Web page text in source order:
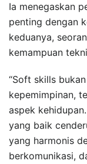
Ia menegaskan
penting dengan
keduanya,
kemampuan
“Soft skills
kepemimpinan,
aspek
yang baik
yang harmonis
berkomunikasi,